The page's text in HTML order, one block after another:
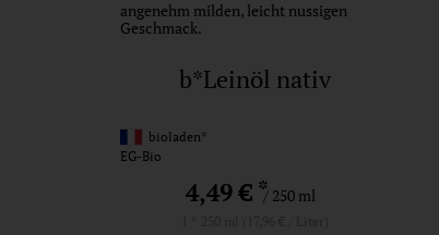
angenehm milden, leicht nussigen
Geschmack.
b*Leinöl nativ
bioladen*
EG-Bio
4,49 €*/ 250 ml